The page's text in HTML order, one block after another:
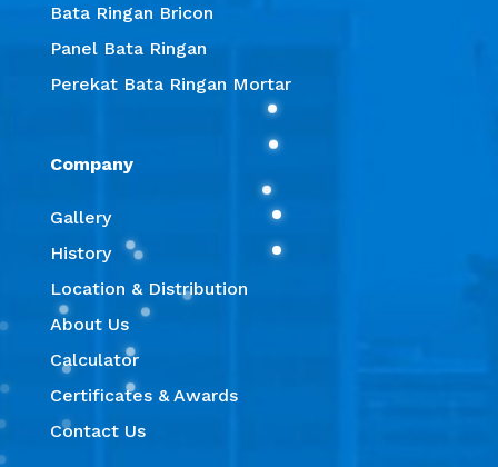
Bata Ringan Bricon
Panel Bata Ringan
Perekat Bata Ringan Mortar
Company
Gallery
History
Location & Distribution
About Us
Calculator
Certificates & Awards
Contact Us